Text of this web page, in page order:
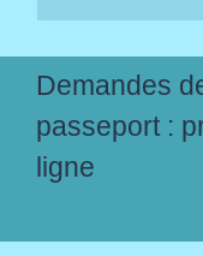
Demandes
passeport :
ligne